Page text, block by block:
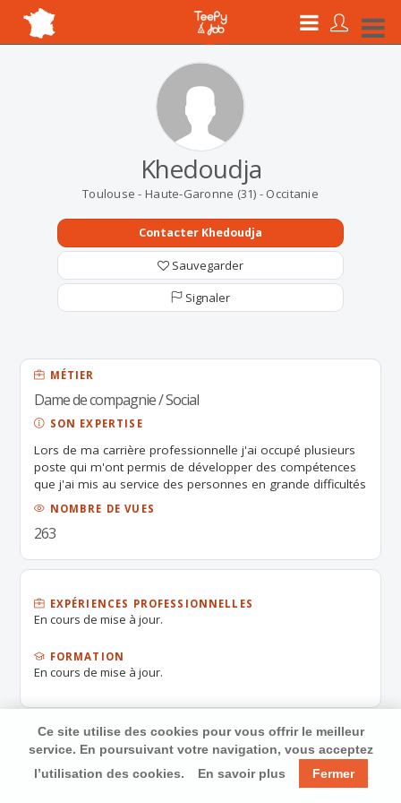
Khedoudja
Toulouse - Haute-Garonne (31) - Occitanie
Contacter Khedoudja
Sauvegarder
Signaler
MÉTIER
Dame de compagnie / Social
SON EXPERTISE
Lors de ma carrière professionnelle j'ai occupé plusieurs
poste qui m'ont permis de développer des compétences
que j'ai mis au service des personnes en grande difficultés
sociales, assurer une relation d'aide, d'écoute et les
accompagner dans leur quotidien. Tâches administratives,
sortir en ville pour aller faire des activités culturelles, des
entretenir la maison, le linge. Je m'adapte à toutes les
NOMBRE DE VUES
263
EXPÉRIENCES PROFESSIONNELLES
En cours de mise à jour.
FORMATION
En cours de mise à jour.
Ce site utilise des cookies pour vous offrir le meilleur
service. En poursuivant votre navigation, vous acceptez
l’utilisation des cookies.
En savoir plus Fermer